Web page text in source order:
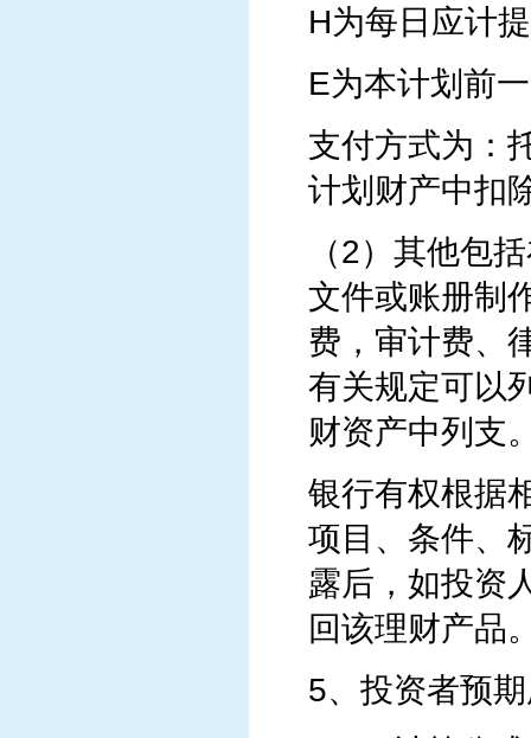
H为每日应计
E为本计划前
支付方式为：
计划财产中扣
（2）其他包
文件或账册制
费，审计费、
有关规定可以
财资产中列支
银行有权根据
项目、条件、
露后，如投资
回该理财产品
5、投资者预